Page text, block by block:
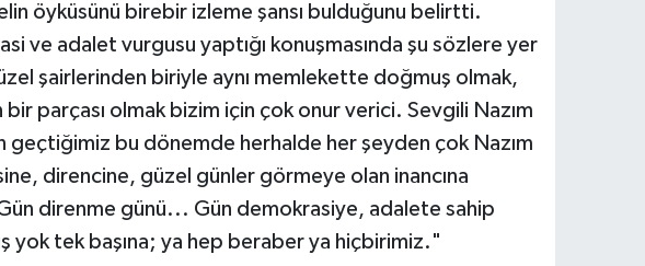
öyküsünü birebir izleme şansı bulduğunu belirtti.
ve adalet vurgusu yaptığı konuşmasında şu sözlere yer
şairlerinden biriyle aynı memlekette doğmuş olmak,
bir parçası olmak bizim için çok onur verici. Sevgili Nazım
geçtiğimiz bu dönemde herhalde her şeyden çok Nazım
direncine, güzel günler görmeye olan inancına
direnme günü... Gün demokrasiye, adalete sahip
yok tek başına; ya hep beraber ya hiçbirimiz."